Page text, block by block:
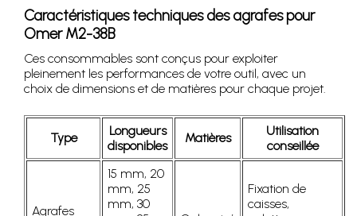
Caractéristiques techniques des agrafes pour
Omer M2-38B
Ces consommables sont conçus pour exploiter
pleinement les performances de votre outil, avec un
choix de dimensions et de matières pour chaque projet.
Type
Longueurs
disponibles
Matières
Utilisation
conseillée
Agrafes
15 mm, 20
mm, 25
mm, 30
Fixation de
caisses,